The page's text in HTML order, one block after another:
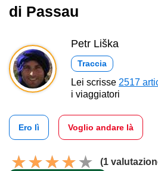
di Passau
Petr Liška
Traccia
Lei scrisse 2517
i viaggiatori
Ero lì Voglio andare là
(1